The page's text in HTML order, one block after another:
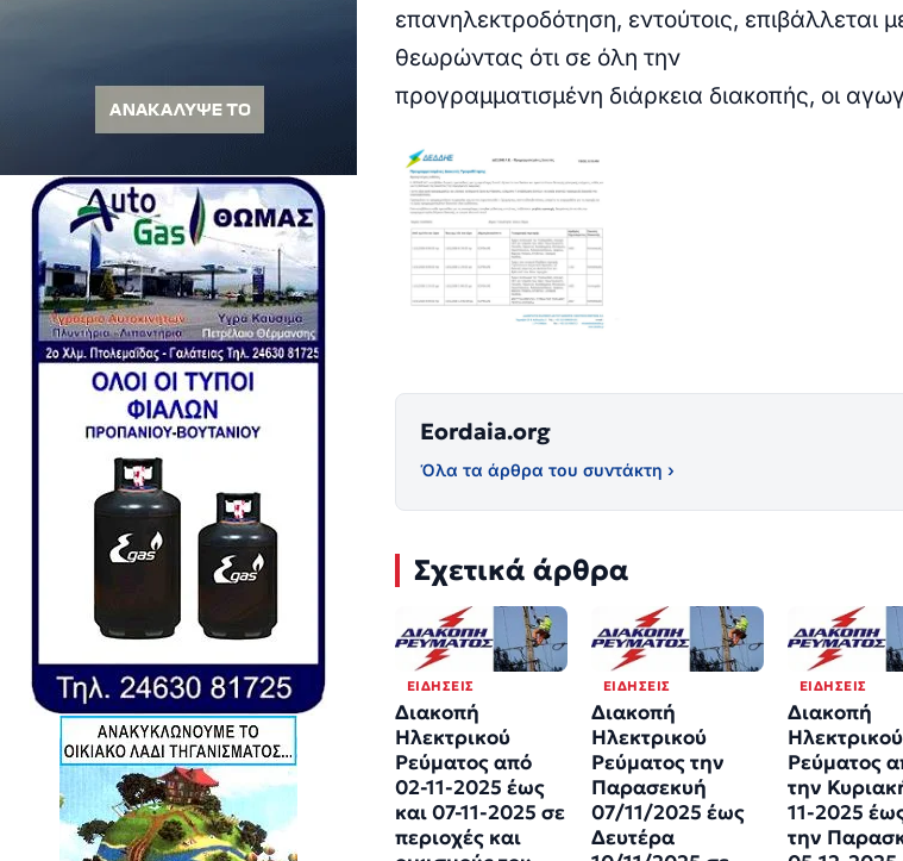
επανηλεκτροδότηση, εντούτοις, επιβάλλεται
θεωρώντας ότι σε όλη την
προγραμματισμένη διάρκεια διακοπής, οι
Eordaia.org
Όλα τα άρθρα του συντάκτη ›
Σχετικά άρθρα
ΕΙΔΉΣΕΙΣ
Διακοπή
Ηλεκτρικού
Ρεύματος από
02-11-2025 έως
και 07-11-2025 σε
περιοχές και
ΕΙΔΉΣΕΙΣ
Διακοπή
Ηλεκτρικού
Ρεύματος την
Παρασεκυή
07/11/2025 έως
Δευτέρα
ΕΙΔΉΣΕΙΣ
Διακοπή
Ηλεκτρικού
Ρεύματος
την
11-2025
την